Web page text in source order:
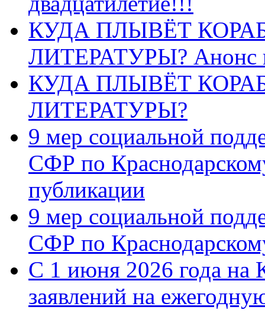
КУДА ПЛЫВЁТ
ЛИТЕРАТУРЫ? Анонс
КУДА ПЛЫВЁТ
ЛИТЕРАТУРЫ?
9 мер социальной
СФР по
публикации
9 мер социальной
СФР по
С 1 июня 2026 года на
заявлений на